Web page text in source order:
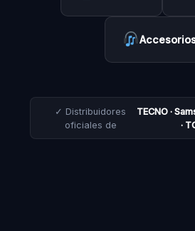
✓ Distribuidores
oficiales de
TECNO ·
·